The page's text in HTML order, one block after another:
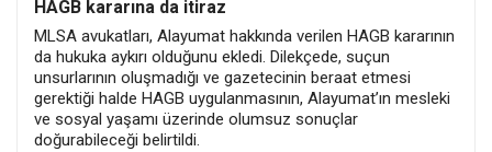
HAGB kararına da itiraz
MLSA avukatları, Alayumat hakkında verilen HAGB kararının
da hukuka aykırı olduğunu ekledi. Dilekçede, suçun
unsurlarının oluşmadığı ve gazetecinin beraat etmesi
gerektiği halde HAGB uygulanmasının, Alayumat’ın mesleki
ve sosyal yaşamı üzerinde olumsuz sonuçlar
doğurabileceği belirtildi.